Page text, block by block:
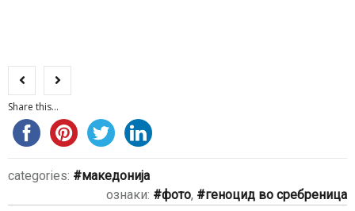
Share this...
categories:
македонија
ознаки:
фото, геноцид во сребреница